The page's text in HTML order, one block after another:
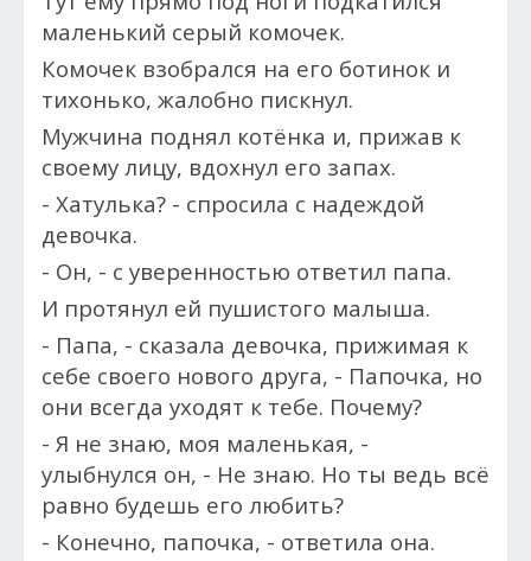
маленький серый комочек.
Комочек взобрался на его ботинок и
тихонько, жалобно пискнул.
Мужчина поднял котёнка и, прижав к
своему лицу, вдохнул его запах.
- Хатулька? - спросила с надеждой
девочка.
- Он, - с уверенностью ответил папа.
И протянул ей пушистого малыша.
- Папа, - сказала девочка, прижимая к
себе своего нового друга, - Папочка, но
они всегда уходят к тебе. Почему?
- Я не знаю, моя маленькая, -
улыбнулся он, - Не знаю. Но ты ведь всё
равно будешь его любить?
- Конечно, папочка, - ответила она.